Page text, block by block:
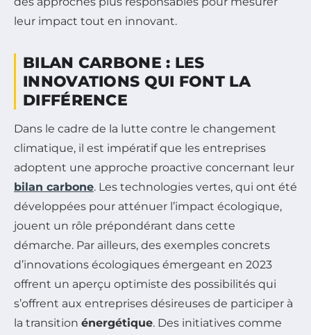
leur impact tout en innovant.
BILAN CARBONE : LES
INNOVATIONS QUI FONT LA
DIFFÉRENCE
Dans le cadre de la lutte contre le changement
climatique, il est impératif que les entreprises
adoptent une approche proactive concernant leur
bilan carbone. Les technologies vertes, qui ont été
développées pour atténuer l’impact écologique,
jouent un rôle prépondérant dans cette
démarche. Par ailleurs, des exemples concrets
d’innovations écologiques émergeant en 2023
offrent un aperçu optimiste des possibilités qui
s’offrent aux entreprises désireuses de participer à
la transition énergétique. Des initiatives comme